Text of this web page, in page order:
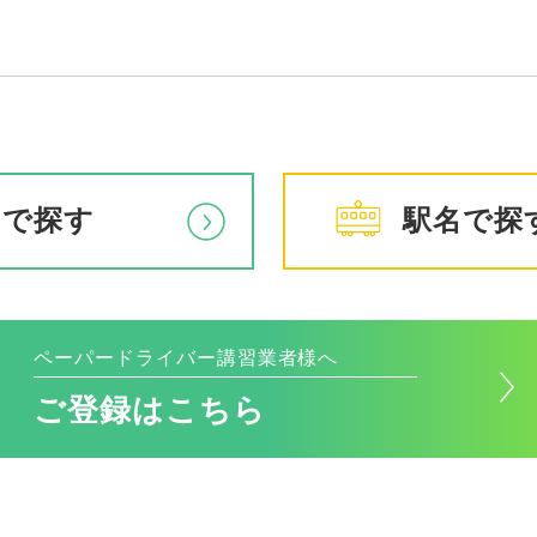
探す 駅名で探
ペーパードライバー講習業者様へ
ご登録はこちら